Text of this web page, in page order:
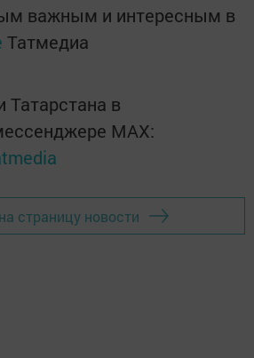
важным и интересным в
Татмедиа
Татарстана в
MАХ:
страницу новости